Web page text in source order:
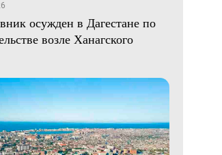
осужден в Дагестане по
возле Ханагского